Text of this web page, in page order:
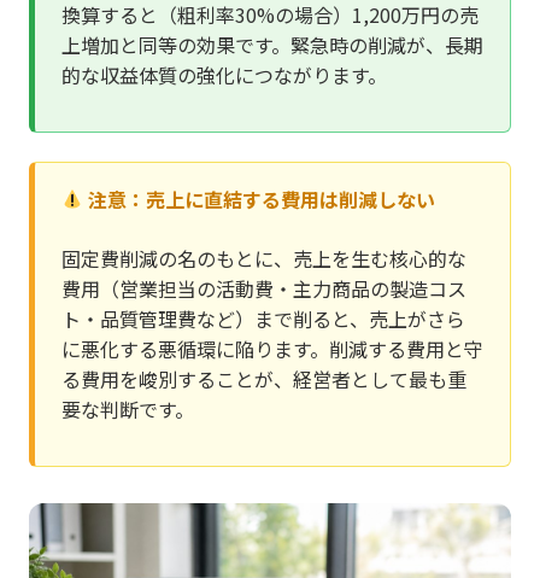
換算すると（粗利率30%の場合）1,200万円の売
上増加と同等の効果です。緊急時の削減が、長期
的な収益体質の強化につながります。
注意：売上に直結する費用は削減しない
固定費削減の名のもとに、売上を生む核心的な
費用（営業担当の活動費・主力商品の製造コス
ト・品質管理費など）まで削ると、売上がさら
に悪化する悪循環に陥ります。削減する費用と守
る費用を峻別することが、経営者として最も重
要な判断です。